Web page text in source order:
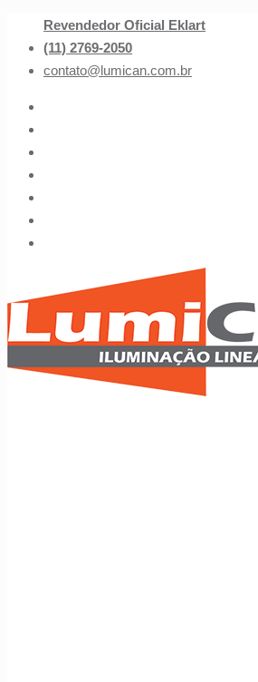
Revendedor Oficial Eklart
(11) 2769-2050
contato@lumican.com.br